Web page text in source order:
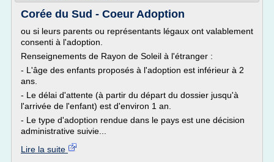
Corée du Sud - Coeur Adoption
ou si leurs parents ou représentants légaux ont valablement
consenti à l'adoption.
Renseignements de Rayon de Soleil à l'étranger :
- L'âge des enfants proposés à l'adoption est inférieur à 2
ans.
- Le délai d'attente (à partir du départ du dossier jusqu'à
l'arrivée de l'enfant) est d'environ 1 an.
- Le type d'adoption rendue dans le pays est une décision
administrative suivie...
Lire la suite